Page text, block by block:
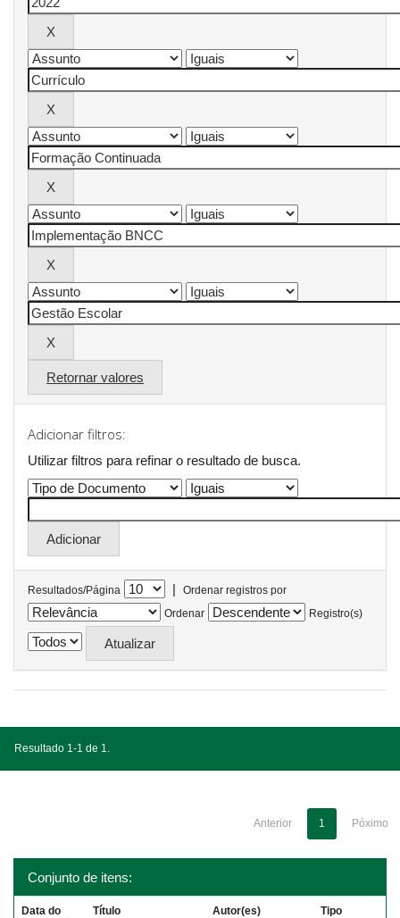
Retornar valores
Adicionar filtros:
Utilizar filtros para refinar o resultado de busca.
Resultados/Página |
Ordenar registros por
Ordenar
Registro(s)
Resultado 1-1 de 1.
Anterior 1 Póximo
Conjunto de itens:
Data do
Título Autor(es) Tipo